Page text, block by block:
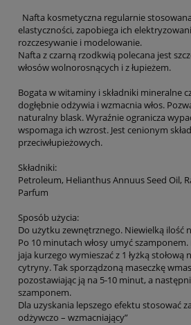
Nafta kosmetyczna regularnie
elastyczności, zapobiega ich
rozczesywanie i modelowanie.
Nafta z czarną rzodkwią polecana jest
włosów wolnorosnących i z łupieżem.
Bogata w witaminy i składniki mineralne
dogłębnie odżywia i wzmacnia włos.
naturalny blask. Wyraźnie ogranicza
wspomaga ich wzrost. Jest cenionym
przeciwłupieżowych.
Składniki:
Petroleum, Helianthus Annuus Seed Oil,
Parfum
Sposób użycia:
Do użytku zewnętrznego. Niewielką ilość
Po 10 minutach włosy umyć szamponem.
jaja kurzego wymieszać z 1 łyżką
cytryny. Tak sporządzoną maseczkę
pozostawiając ją na 5-10 minut, a
szamponem.
Dla uzyskania lepszego efektu stosować
odżywczo – wzmacniający”